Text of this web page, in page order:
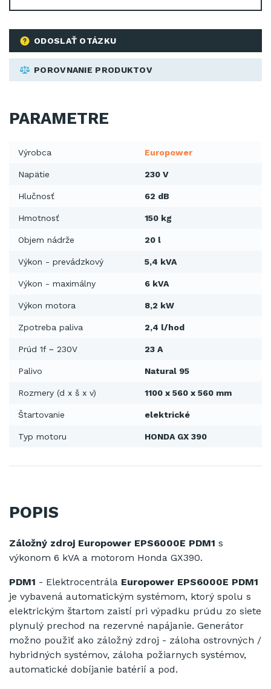
ODOSLAŤ OTÁZKU
POROVNANIE PRODUKTOV
PARAMETRE
Výrobca Europower
Napätie 230 V
Hlučnosť 62 dB
Hmotnosť 150 kg
Objem nádrže 20 l
Výkon - prevádzkový 5,4 kVA
Výkon - maximálny 6 kVA
Výkon motora 8,2 kW
Zpotreba paliva 2,4 l/hod
Prúd 1f ~ 230V 23 A
Palivo Natural 95
Rozmery (d x š x v) 1100 x 560 x 560 mm
Štartovanie elektrické
Typ motoru HONDA GX 390
POPIS
Záložný zdroj Europower EPS6000E PDM1 s
výkonom 6 kVA a motorom Honda GX390.
PDM1 - Elektrocentrála Europower EPS6000E PDM1
je vybavená automatickým systémom, ktorý spolu s
elektrickým štartom zaistí pri výpadku prúdu zo siete
plynulý prechod na rezervné napájanie. Generátor
možno použiť ako záložný zdroj - záloha ostrovných /
hybridných systémov, záloha požiarnych systémov,
automatické dobíjanie batérií a pod.